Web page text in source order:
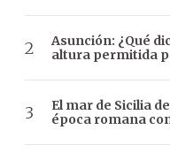
Asunción: ¿Qué
altura permitida
El mar de Sicilia
época romana